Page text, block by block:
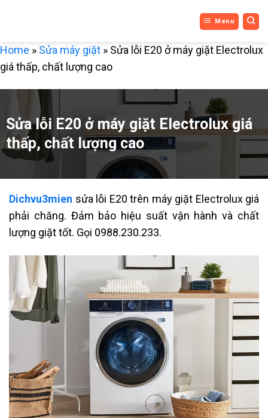
Menu
Home » Sửa máy giặt » Sửa lỗi E20 ở máy giặt Electrolux
giá thấp, chất lượng cao
Sửa lỗi E20 ở máy giặt Electrolux giá
thấp, chất lượng cao
Dichvu3mien sửa lỗi E20 trên máy giặt Electrolux giá
phải chăng. Đảm bảo hiệu suất vận hành và chất
lượng giặt tốt. Gọi 0988.230.233.